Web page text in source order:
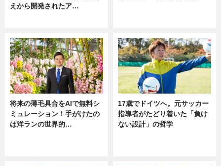
えから開発されたア…
将来の薄毛具合をAIで無料シ
ミュレーション！手がけたの
は洋ランの世界的…
17歳でドイツへ。元サッカー
指導者がたどり着いた「負け
ない設計」の哲学